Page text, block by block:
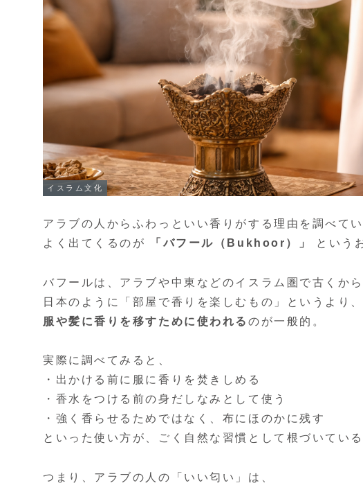
イスラム文化
アラブの人からふわっといい香りがする理由を調べてい
よく出てくるのが
「バフール（Bukhoor）」 という
バフールは、アラブや中東などのイスラム圏で古くか
日本のように「部屋で香りを楽しむもの」というより、
服や髪に香りを移すために使われる のが一般的。
実際に調べてみると、
・出かける前に服に香りを焚きしめる
・香水をつける前の身だしなみとして使う
・強く香らせるためではなく、布にほのかに残す
といった使い方が、ごく自然な習慣として根づいている
つまり、アラブの人の「いい匂い」は、